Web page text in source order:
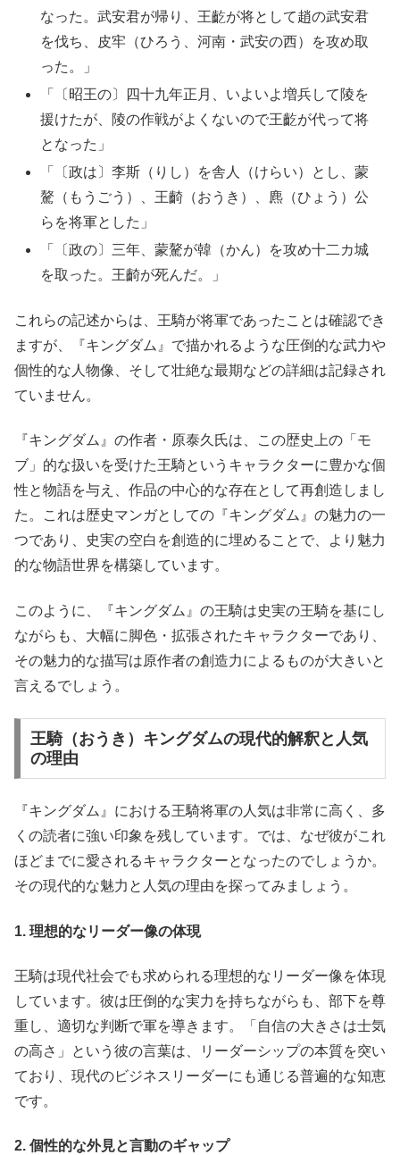
なった。武安君が帰り、王齕が将として趙の武安君
を伐ち、皮牢（ひろう、河南・武安の西）を攻め取
った。」
「〔昭王の〕四十九年正月、いよいよ増兵して陵を
援けたが、陵の作戦がよくないので王齕が代って将
となった」
「〔政は〕李斯（りし）を舎人（けらい）とし、蒙
驁（もうごう）、王齮（おうき）、麃（ひょう）公
らを将軍とした」
「〔政の〕三年、蒙驁が韓（かん）を攻め十二カ城
を取った。王齮が死んだ。」
これらの記述からは、王騎が将軍であったことは確認でき
ますが、『キングダム』で描かれるような圧倒的な武力や
個性的な人物像、そして壮絶な最期などの詳細は記録され
ていません。
『キングダム』の作者・原泰久氏は、この歴史上の「モ
ブ」的な扱いを受けた王騎というキャラクターに豊かな個
性と物語を与え、作品の中心的な存在として再創造しまし
た。これは歴史マンガとしての『キングダム』の魅力の一
つであり、史実の空白を創造的に埋めることで、より魅力
的な物語世界を構築しています。
このように、『キングダム』の王騎は史実の王騎を基にし
ながらも、大幅に脚色・拡張されたキャラクターであり、
その魅力的な描写は原作者の創造力によるものが大きいと
言えるでしょう。
王騎（おうき）キングダムの現代的解釈と人気
の理由
『キングダム』における王騎将軍の人気は非常に高く、多
くの読者に強い印象を残しています。では、なぜ彼がこれ
ほどまでに愛されるキャラクターとなったのでしょうか。
その現代的な魅力と人気の理由を探ってみましょう。
1. 理想的なリーダー像の体現
王騎は現代社会でも求められる理想的なリーダー像を体現
しています。彼は圧倒的な実力を持ちながらも、部下を尊
重し、適切な判断で軍を導きます。「自信の大きさは士気
の高さ」という彼の言葉は、リーダーシップの本質を突い
ており、現代のビジネスリーダーにも通じる普遍的な知恵
です。
2. 個性的な外見と言動のギャップ